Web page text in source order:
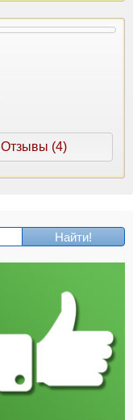
Отзывы (4)
Найти!